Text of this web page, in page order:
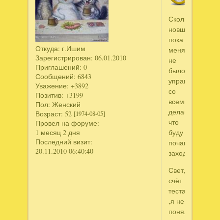
Откуда: г.Ишим
Зарегистрирован: 06.01.2010
Приглашений: 0
Сообщений: 6843
Уважение: +3892
Позитив: +3199
Пол: Женский
Возраст: 52 [1974-08-05]
Провел на форуме:
1 месяц 2 дня
Последний визит:
20.11.2010 06:40:40
Сколько
новшевств
пока
меня
не
было,вроде
управилась
со
всеми
делами,так
что
буду
почаще
заходить.
Свет,на
счёт
теста
,я не
поняла